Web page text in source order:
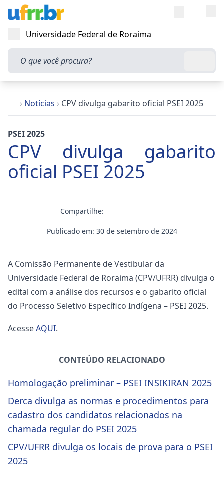
Abrir menu
Universidade Federal de Roraima
O que você procura?
› Notícias › CPV divulga gabarito oficial PSEI 2025
PSEI 2025
CPV divulga gabarito
oficial PSEI 2025
Publicado em: 30 de setembro de 2024
Compartilhe:
A Comissão Permanente de Vestibular da
Universidade Federal de Roraima (CPV/UFRR) divulga o
edital com a análise dos recursos e o gabarito oficial
do Processo Seletivo Específico Indígena – PSEI 2025.
AcesseAQUI.
CONTEÚDO RELACIONADO
Homologação preliminar – PSEI INSIKIRAN 2025
Derca divulga as normas e procedimentos para
cadastro dos candidatos relacionados na
chamada regular do PSEI 2025
CPV/UFRR divulga os locais de prova para o PSEI
2025